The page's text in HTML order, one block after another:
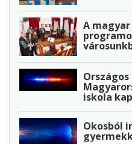
A
iskola
Okosból